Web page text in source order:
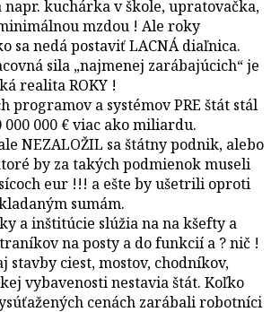
napr. kuchárka v škole, upratovačka,
mzdou ! Ale roky
sa nedá postaviť LACNÁ diaľnica.
sila „najmenej zarábajúcich“ je
realita ROKY !
programov a systémov PRE štát stál
000 000 € viac ako miliardu.
NEZALOŽIL sa štátny podnik, alebo
by za takých podmienok museli
eur !!! a ešte by ušetrili oproti
sumám.
a inštitúcie slúžia na na kšefty a
na posty a do funkcií a ? nič !
stavby ciest, mostov, chodníkov,
vybavenosti nestavia štát. Koľko
cenách zarábali robotníci